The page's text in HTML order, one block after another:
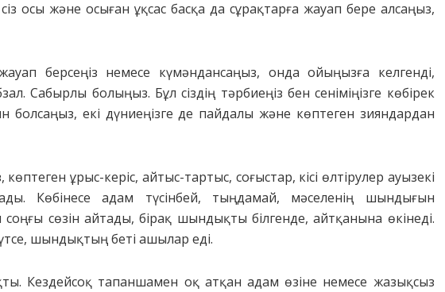
осы және осыған ұқсас басқа да сұрақтарға жауап бере алсаңыз,
берсеңіз немесе күмәндансаңыз, онда ойыңызға келгенді,
Сабырлы болыңыз. Бұл сіздің тәрбиеңіз бен сеніміңізге көбірек
болсаңыз, екі дүниеңізге де пайдалы және көптеген зияндардан
ұрыс-керіс, айтыс-тартыс, соғыстар, кісі өлтірулер ауызекі
Көбінесе адам түсінбей, тыңдамай, мәселенің шындығын
сөзін айтады, бірақ шындықты білгенде, айтқанына өкінеді.
шындықтың беті ашылар еді.
Кездейсоқ тапаншамен оқ атқан адам өзіне немесе жазықсыз